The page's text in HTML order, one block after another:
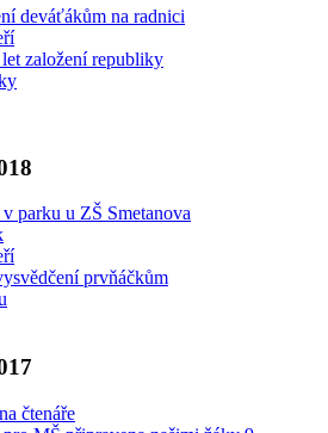
deváťákům na radnici
založení republiky
parku u ZŠ Smetanova
prvňáčkům
čtenáře